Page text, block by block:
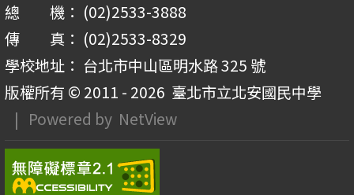
總 機： (02)2533-3888
傳 真： (02)2533-8329
學校地址： 台北市中山區明水路 325 號
版權所有 © 2011 - 2026 臺北市立北安國民中學
| Powered by NetView